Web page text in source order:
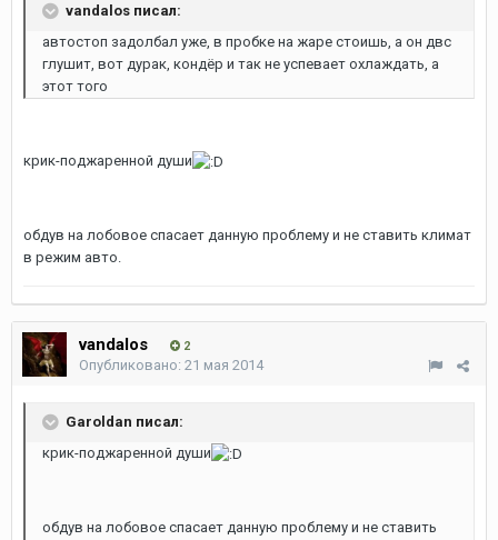
vandalos писал:
автостоп задолбал уже, в пробке на жаре стоишь, а он двс
глушит, вот дурак, кондёр и так не успевает охлаждать, а
этот того
крик-поджаренной души
обдув на лобовое спасает данную проблему и не ставить климат
в режим авто.
vandalos 2
Опубликовано: 21 мая 2014
Garoldan писал:
крик-поджаренной души
обдув на лобовое спасает данную проблему и не ставить